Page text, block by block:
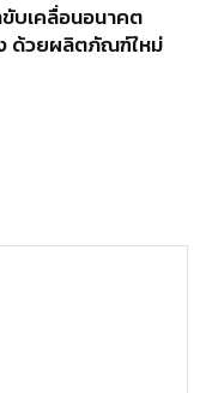
บเคลื่อนอนาคต
ง ด้วยผลิตภัณฑ์ใหม่